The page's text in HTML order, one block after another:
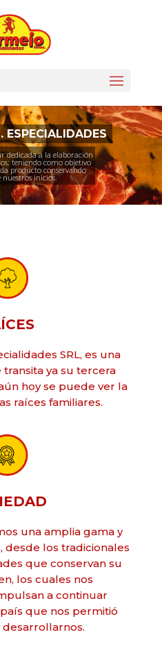
ESPECIALIDADES
dedicada a la elaboración
teniendo como objetivo
producto conservando
nuestros inicios.
SRL, es una
ya su tercera
hoy se puede ver la
raíces familiares.
una amplia gama y
desde los tradicionales
que conservan su
los cuales nos
a continuar
que nos permitió
desarrollarnos.